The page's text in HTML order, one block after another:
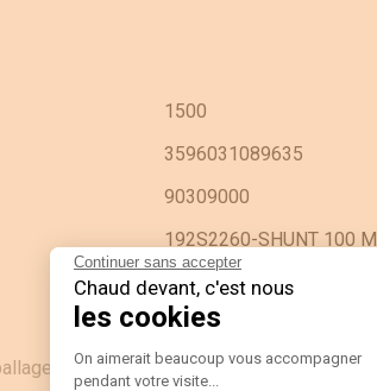
Continuer sans accepter
Chaud devant, c'est nous
les cookies
Plateforme de Gestion
On aimerait beaucoup vous accompagner
pendant votre visite...
1500
3596031089635
90309000
192S2260-SHUNT 100
ES
PC
:
0.1